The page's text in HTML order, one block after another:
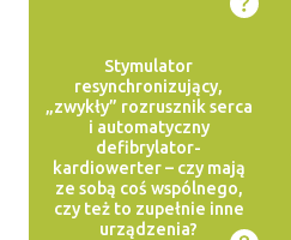
Stymulator
resynchronizujący,
„zwykły” rozrusznik serca
i automatyczny
defibrylator-
kardiowerter – czy mają
ze sobą coś wspólnego,
czy też to zupełnie inne
urządzenia?